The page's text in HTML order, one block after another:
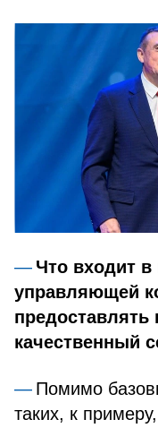
Что входит в
управляющей
предоставлять
качественный
Помимо
таких, к